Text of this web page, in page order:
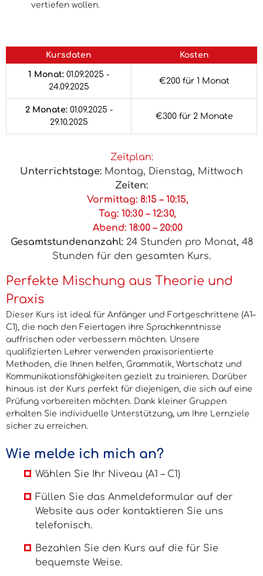
vertiefen wollen.
Kursdaten Kosten
1 Monat: 01.09.2025 -
24.09.2025
€200für 1 Monat
2 Monate:01.09.2025 -
29.10.2025
€300für 2 Monate
Zeitplan:
Unterrichtstage: Montag, Dienstag, Mittwoch
Zeiten:
Vormittag: 8:15 – 10:15,
Tag: 10:30 – 12:30,
Abend: 18:00 – 20:00
Gesamtstundenanzahl:24 Stunden pro Monat, 48
Stunden für den gesamten Kurs.
Perfekte Mischung aus Theorie und
Praxis
Dieser Kurs ist ideal für Anfänger und Fortgeschrittene (A1–
C1), die nach den Feiertagen ihre Sprachkenntnisse
auffrischen oder verbessern möchten. Unsere
qualifizierten Lehrer verwenden praxisorientierte
Methoden, die Ihnen helfen, Grammatik, Wortschatz und
Kommunikationsfähigkeiten gezielt zu trainieren. Darüber
hinaus ist der Kurs perfekt für diejenigen, die sich auf eine
Prüfung vorbereiten möchten. Dank kleiner Gruppen
erhalten Sie individuelle Unterstützung, um Ihre Lernziele
sicher zu erreichen.
Wie melde ich mich an?
Wählen Sie Ihr Niveau (A1 – C1)
Füllen Sie das Anmeldeformular auf der
Website aus oder kontaktieren Sie uns
telefonisch.
Bezahlen Sie den Kurs auf die für Sie
bequemste Weise.